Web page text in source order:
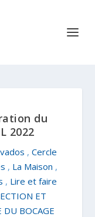
du
2022
, Cercle
, La Maison ,
, Lire et faire
ET
DU BOCAGE